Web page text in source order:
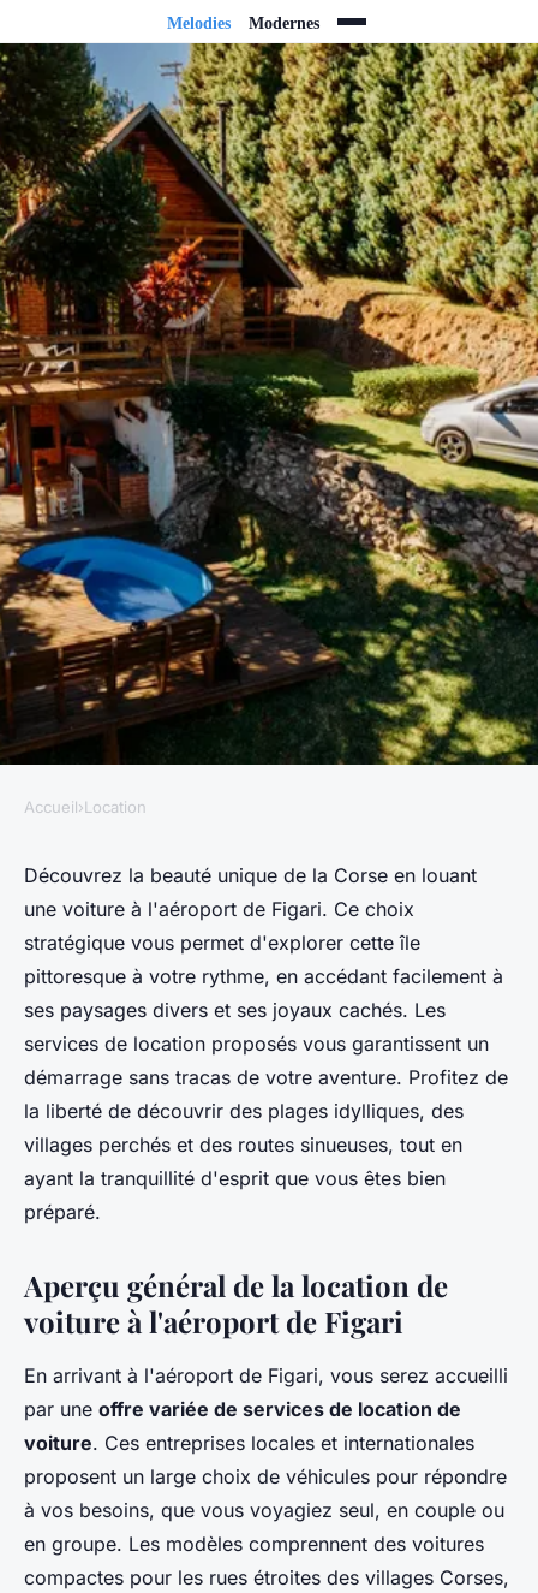
Explorez la Corse : location de
voiture à l'aéroport de Figari
vincent•19 mars 2025•7 min de lecture
Accueil›Location
Découvrez la beauté unique de la Corse en louant
une voiture à l'aéroport de Figari. Ce choix
stratégique vous permet d'explorer cette île
pittoresque à votre rythme, en accédant facilement à
ses paysages divers et ses joyaux cachés. Les
services de location proposés vous garantissent un
démarrage sans tracas de votre aventure. Profitez de
la liberté de découvrir des plages idylliques, des
villages perchés et des routes sinueuses, tout en
ayant la tranquillité d'esprit que vous êtes bien
préparé.
Aperçu général de la location de
voiture à l'aéroport de Figari
En arrivant à l'aéroport de Figari, vous serez accueilli
par une offre variée de services de location de
voiture. Ces entreprises locales et internationales
proposent un large choix de véhicules pour répondre
à vos besoins, que vous voyagiez seul, en couple ou
en groupe. Les modèles comprennent des voitures
compactes pour les rues étroites des villages Corses,